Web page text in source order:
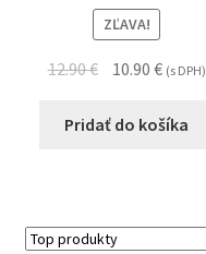
ZĽAVA!
12.90€ 10.90 € (s DPH)
Pridať do košíka